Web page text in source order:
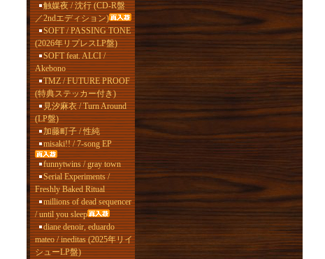
触媒夜 / 沈行 (CD-R盤
／2ndエディション)
SOFT / PASSING TONE
(2026年リプレスLP盤)
SOFT feat. ALCI /
Akebono
TMZ / FUTURE PROOF
(特典ステッカー付き)
見汐麻衣 / Turn Around
(LP盤)
加藤町子 / 性純
misaki!! / 7-song EP
funnytwins / gray town
Serial Experiments /
Freshly Baked Ritual
millions of dead sequencer
/ until you sleep
diane denoir, eduardo
mateo / ineditas (2025年リイ
シューLP盤)